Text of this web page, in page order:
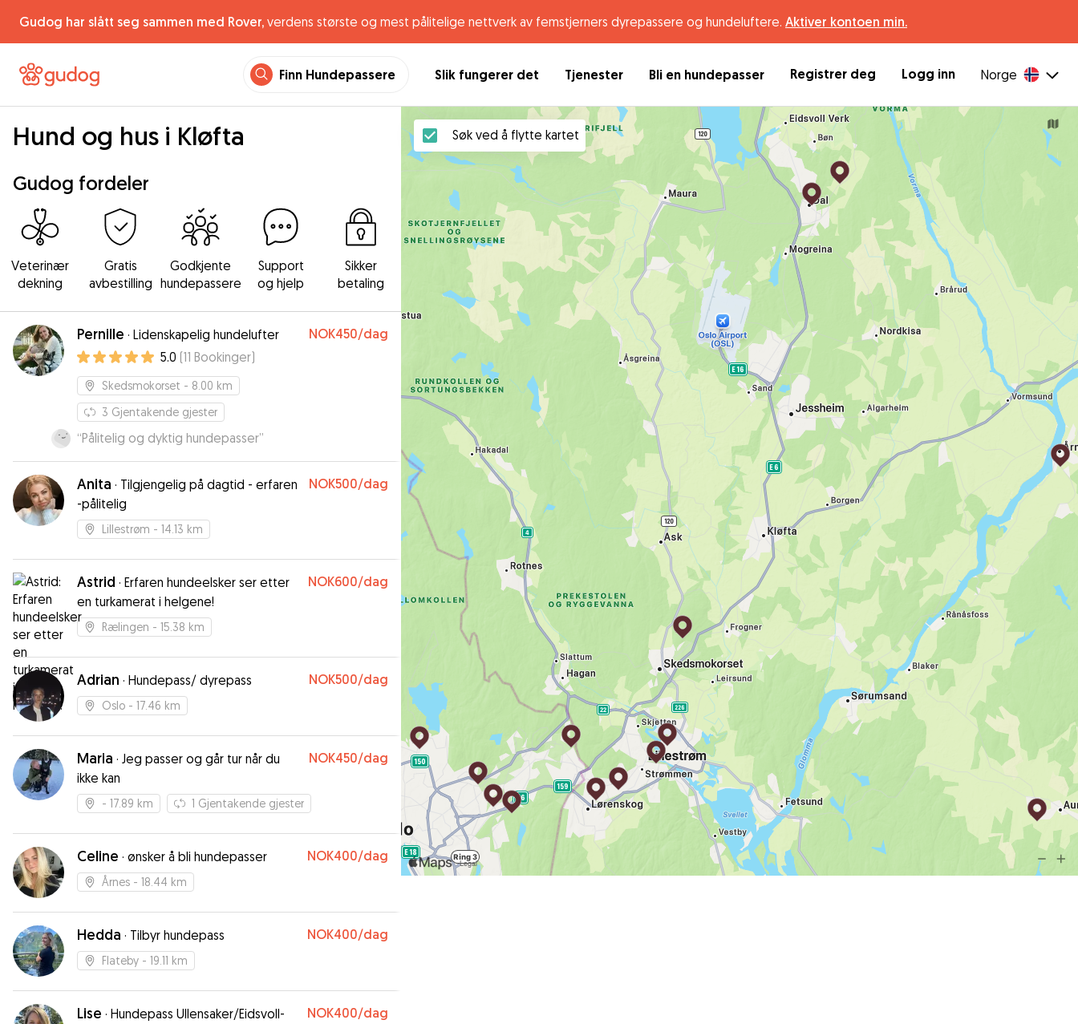
Gudog har slått seg sammen med Rover, verdens største og mest pålitelige nettverk av femstjerners dyrepassere og hundeluftere. Aktiver kontoen min.
Finn Hundepassere Slik fungerer det Tjenester Bli en hundepasser Registrer deg Logg inn Norge
Hund og hus i Kløfta
Gudog fordeler
Veterinær
dekning
Gratis
avbestilling
Godkjente
hundepassere
Support
og hjelp
Sikker
betaling
Pernille · Lidenskapelig hundelufter NOK450/dag
5.0 (11 Bookinger)
Skedsmokorset - 8.00 km
3 Gjentakende gjester
“Pålitelig og dyktig hundepasser”
Anita · Tilgjengelig på dagtid - erfaren
-pålitelig
NOK500/dag
Lillestrøm - 14.13 km
Astrid · Erfaren hundeelsker ser etter
en turkamerat i helgene!
NOK600/dag
Rælingen - 15.38 km
Adrian · Hundepass/ dyrepass NOK500/dag
Oslo - 17.46 km
Maria · Jeg passer og går tur når du
ikke kan
NOK450/dag
- 17.89 km 1 Gjentakende gjester
Celine · ønsker å bli hundepasser NOK400/dag
Årnes - 18.44 km
Hedda · Tilbyr hundepass NOK400/dag
Flateby - 19.11 km
Lise · Hundepass Ullensaker/Eidsvoll-
NOK400/dag
Søk ved å flytte kartet